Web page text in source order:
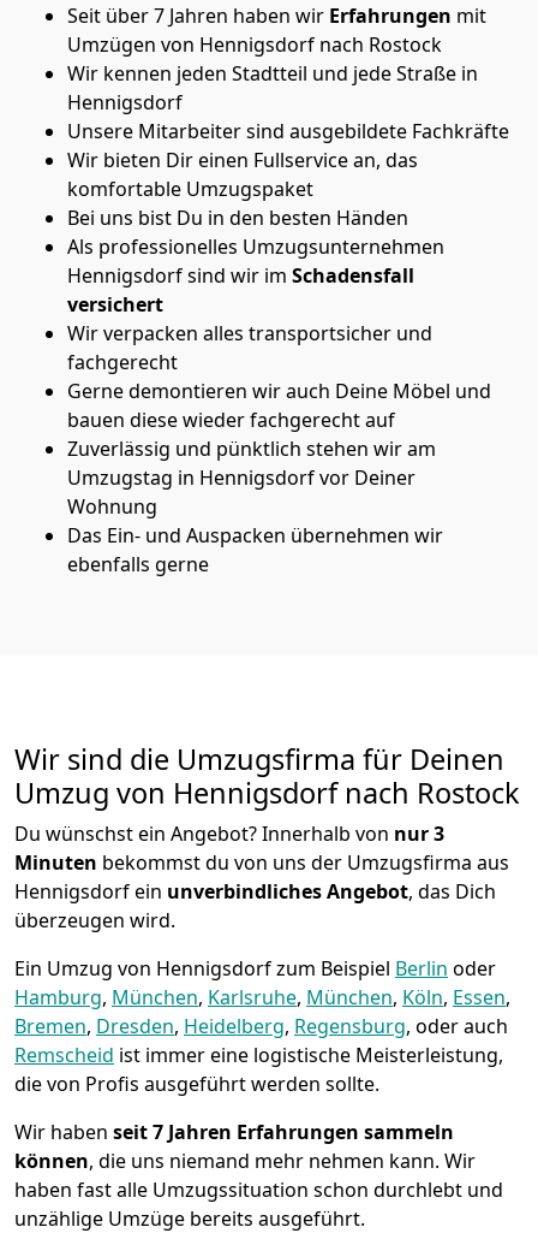
Seit über 7 Jahren haben wir Erfahrungen mit
Umzügen von Hennigsdorf nach Rostock
Wir kennen jeden Stadtteil und jede Straße in
Hennigsdorf
Unsere Mitarbeiter sind ausgebildete Fachkräfte
Wir bieten Dir einen Fullservice an, das
komfortable Umzugspaket
Bei uns bist Du in den besten Händen
Als professionelles Umzugsunternehmen
Hennigsdorf sind wir im Schadensfall
versichert
Wir verpacken alles transportsicher und
fachgerecht
Gerne demontieren wir auch Deine Möbel und
bauen diese wieder fachgerecht auf
Zuverlässig und pünktlich stehen wir am
Umzugstag in Hennigsdorf vor Deiner
Wohnung
Das Ein- und Auspacken übernehmen wir
ebenfalls gerne
Wir sind die Umzugsfirma für Deinen
Umzug von Hennigsdorf nach Rostock
Du wünschst ein Angebot? Innerhalb von nur 3
Minuten bekommst du von uns der Umzugsfirma aus
Hennigsdorf ein unverbindliches Angebot, das Dich
überzeugen wird.
Ein Umzug von Hennigsdorf zum Beispiel Berlin oder
Hamburg, München, Karlsruhe, München, Köln, Essen,
Bremen, Dresden, Heidelberg, Regensburg, oder auch
Remscheid ist immer eine logistische Meisterleistung,
die von Profis ausgeführt werden sollte.
Wir haben seit7 Jahren Erfahrungen sammeln
können, die uns niemand mehr nehmen kann. Wir
haben fast alle Umzugssituation schon durchlebt und
unzählige Umzüge bereits ausgeführt.